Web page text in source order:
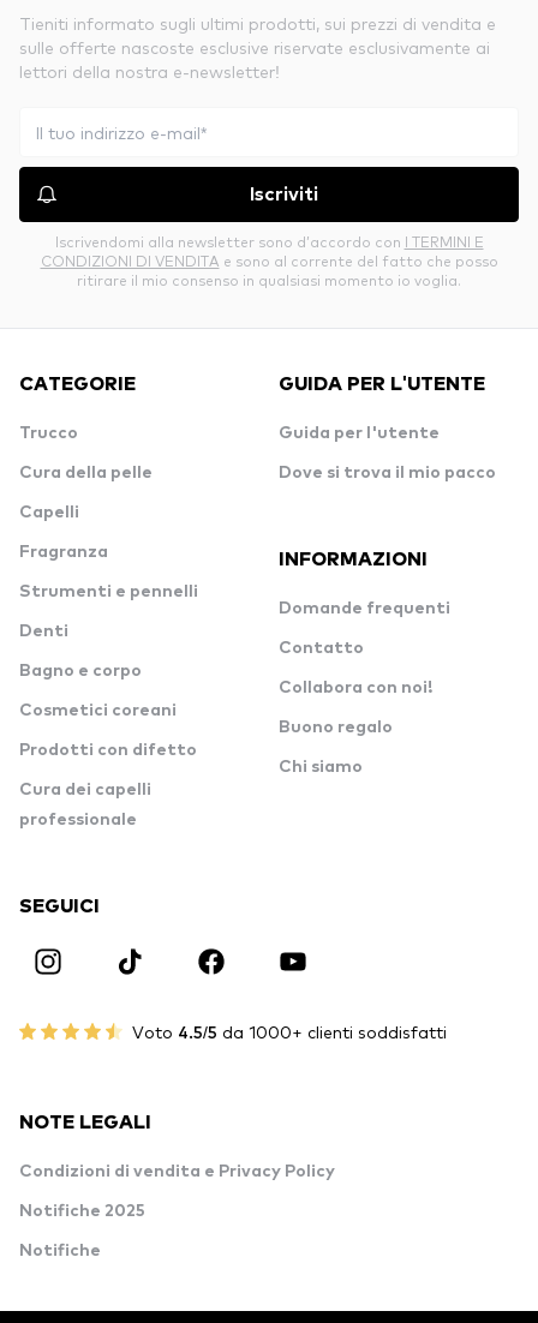
Tieniti informato sugli ultimi prodotti, sui prezzi di vendita e
sulle offerte nascoste esclusive riservate esclusivamente ai
lettori della nostra e-newsletter!
Iscriviti
Iscrivendomi alla newsletter sono d’accordo con I TERMINI E
CONDIZIONI DI VENDITA e sono al corrente del fatto che posso
ritirare il mio consenso in qualsiasi momento io voglia.
CATEGORIE
Trucco
Cura della pelle
Capelli
Fragranza
Strumenti e pennelli
Denti
Bagno e corpo
Cosmetici coreani
Prodotti con difetto
Cura dei capelli
professionale
GUIDA PER L'UTENTE
Guida per l'utente
Dove si trova il mio pacco
INFORMAZIONI
Domande frequenti
Contatto
Collabora con noi!
Buono regalo
Chi siamo
SEGUICI
Voto 4.5/5 da 1000+ clienti soddisfatti
NOTE LEGALI
Condizioni di vendita e Privacy Policy
Notifiche 2025
Notifiche